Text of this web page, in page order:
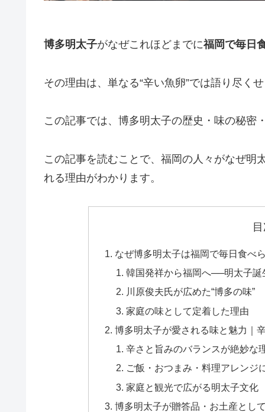
博多明太子がなぜこれほどまでに福岡で毎日
その理由は、単なる“辛い魚卵”では語り尽く
この記事では、博多明太子の歴史・味の秘密
この記事を読むことで、福岡の人々がなぜ明
れる理由がわかります。
なぜ博多明太子は福岡で毎日食べ
韓国発祥から福岡へ──明太子誕
川原俊夫氏が広めた“博多の味”
家庭の味として定着した理由
博多明太子が愛される味と魅力｜
辛さと旨みのバランスが絶妙な
ご飯・おつまみ・料理アレンジ
家庭と観光で広がる明太子文化
博多明太子が贈答品・お土産とし